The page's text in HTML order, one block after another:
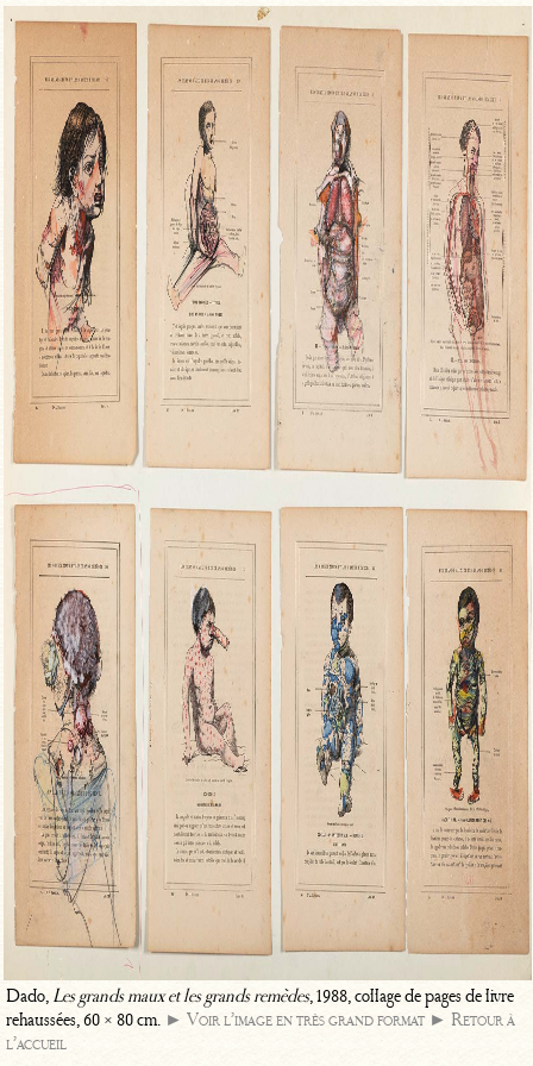
Dado, Les grands maux et les grands remèdes, 1988, collage de pages de livre
rehaussées, 60 × 80 cm. ► Voir l’image en très grand format ► Retour à
l’accueil